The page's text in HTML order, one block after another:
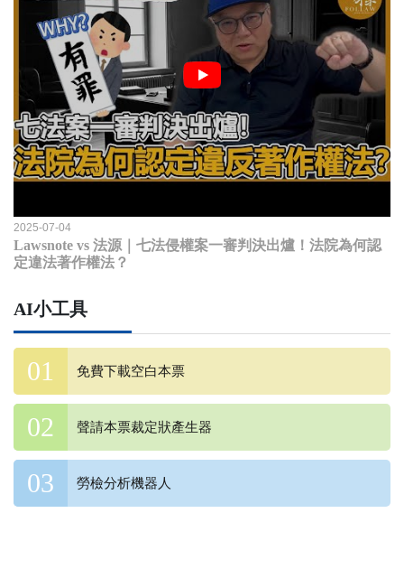
2025-07-04
Lawsnote vs 法源｜七法侵權案一審判決出爐！法院為何認
定違法著作權法？
AI小工具
免費下載空白本票
聲請本票裁定狀產生器
勞檢分析機器人